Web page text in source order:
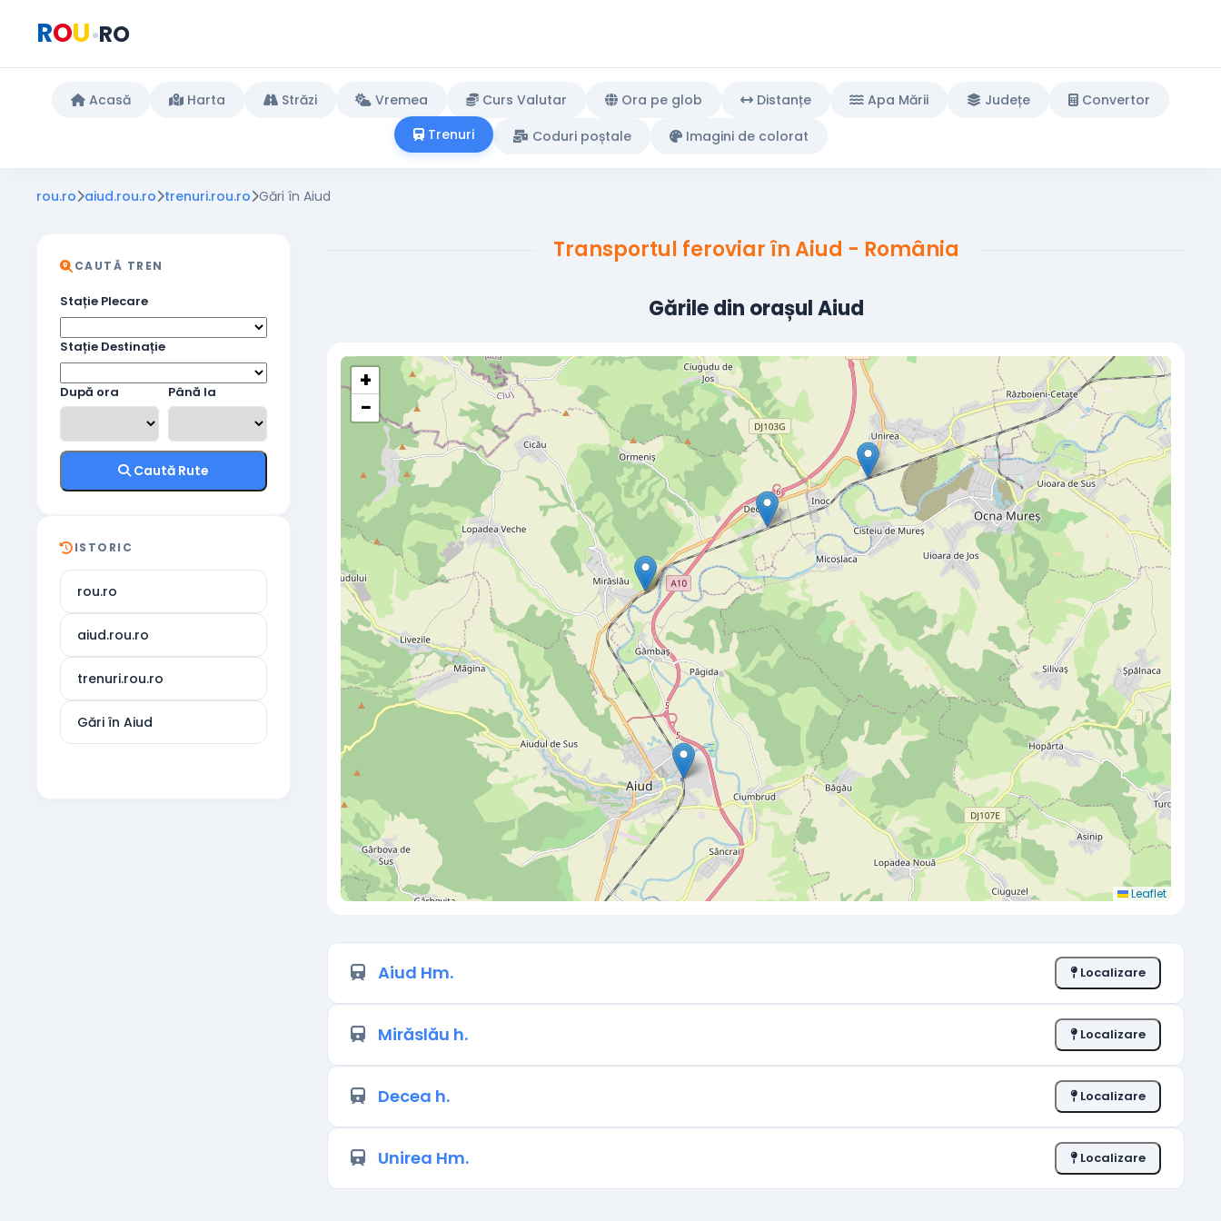
ROU•RO
Acasă Harta Străzi Vremea Curs Valutar Ora pe glob Distanțe Apa Mării Județe
Convertor
Trenuri
Coduri poștale Imagini de colorat
rou.ro aiud.rou.ro trenuri.rou.ro Gări în Aiud
CAUTĂ TREN
Stație Plecare
Stație Destinație
După ora Până la
Caută Rute
ISTORIC
rou.ro
aiud.rou.ro
trenuri.rou.ro
Gări în Aiud
Transportul feroviar în Aiud - România
Gările din orașul Aiud
+
−
Leaflet
Aiud Hm. Localizare
Mirăslău h. Localizare
Decea h. Localizare
Unirea Hm. Localizare